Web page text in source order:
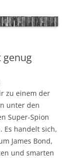
genug
zu einem der
unter den
Super-Spion
Es handelt sich,
James Bond,
und smarten